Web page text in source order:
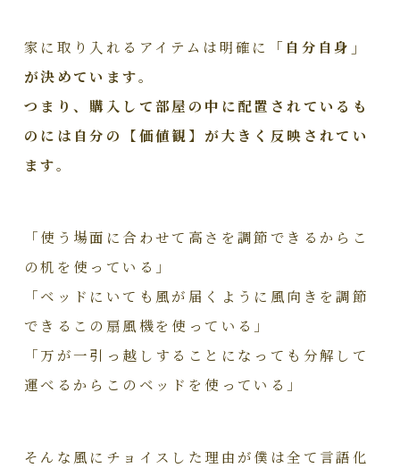
家に取り入れるアイテムは明確に
「自分自身」
が決めています。
つまり、購入して部屋の中に配置されているも
のには自分の【価値観】が大きく反映されてい
ます。
「使う場面に合わせて高さを調節できるからこ
の机を使っている」
「ベッドにいても風が届くように風向きを調節
できるこの扇風機を使っている」
「万が一引っ越しすることになっても分解して
運べるからこのベッドを使っている」
そんな風にチョイスした理由が僕は全て言語化